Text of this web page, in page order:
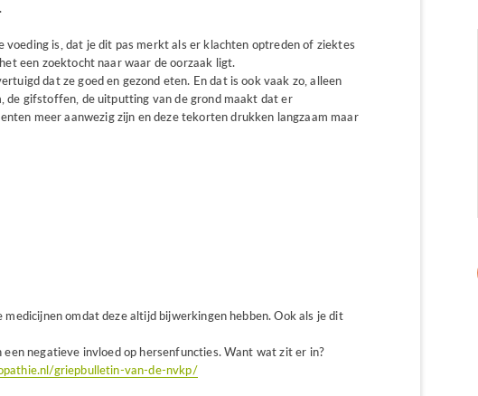
voeding is, dat je dit pas merkt als er klachten optreden of ziektes
een zoektocht naar waar de oorzaak ligt.
dat ze goed en gezond eten. En dat is ook vaak zo, alleen
de gifstoffen, de uitputting van de grond maakt dat er
meer aanwezig zijn en deze tekorten drukken langzaam maar
omdat deze altijd bijwerkingen hebben. Ook als je dit
een negatieve invloed op hersenfuncties. Want wat zit er in?
griepbulletin-van-de-nvkp/